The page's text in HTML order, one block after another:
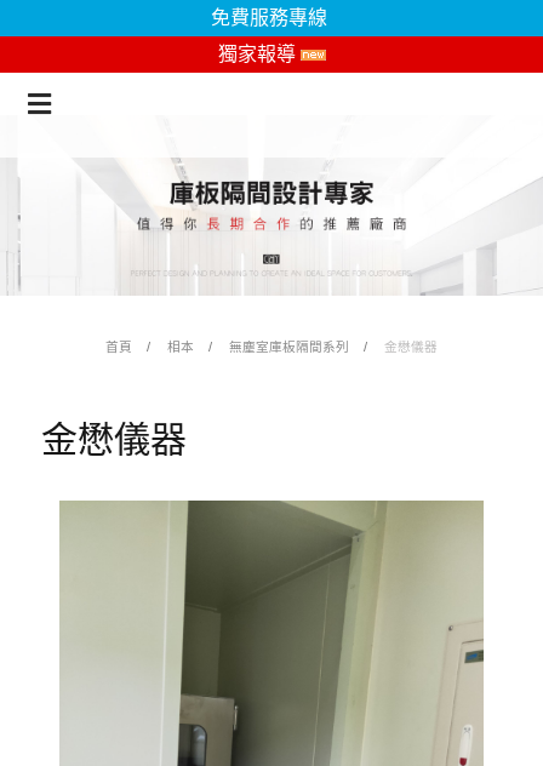
免費服務專線
獨家報導
首頁 相本 無塵室庫板隔間系列 金懋儀器
金懋儀器